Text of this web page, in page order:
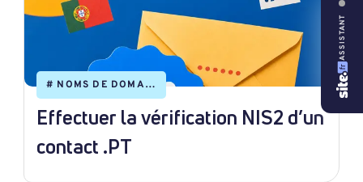
# NOMS DE DOMAINE
Effectuer la vérification NIS2 d’un
contact .PT
ASSISTANT